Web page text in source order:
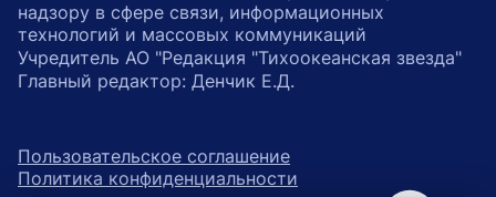
надзору в сфере связи, информационных
технологий и массовых коммуникаций
Учредитель АО "Редакция "Тихоокеанская звезда"
Главный редактор: Денчик Е.Д.
Пользовательское соглашение
Политика конфиденциальности